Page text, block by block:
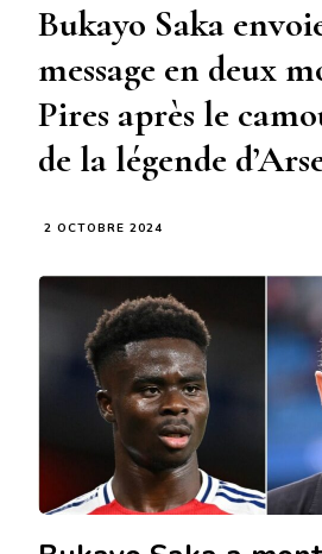
Bukayo Saka
message en deux
Pires après le
de la légende
2 OCTOBRE 2024